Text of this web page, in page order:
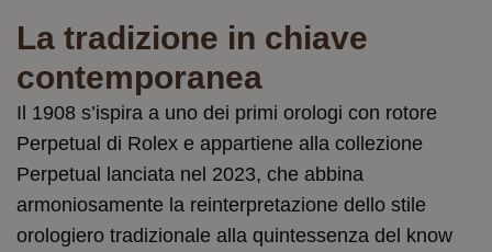
La tradizione in chiave
contemporanea
Il 1908 s’ispira a uno dei primi orologi con rotore
Perpetual di Rolex e appartiene alla collezione
Perpetual lanciata nel 2023, che abbina
armoniosamente la reinterpretazione dello stile
orologiero tradizionale alla quintessenza del know